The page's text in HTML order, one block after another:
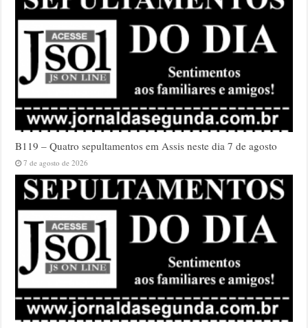
B119 – Quatro sepultamentos em Assis neste dia 7 de agosto
7 de agosto de 2026